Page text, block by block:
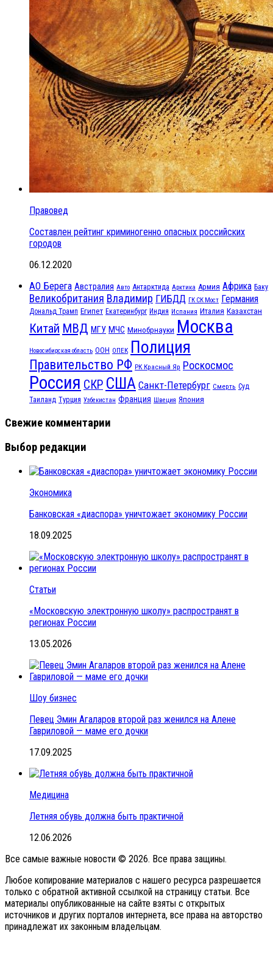
Правовед
Составлен рейтинг криминогенно опасных российских
городов
06.12.2020
АО Берега Австралия Авто Антарктида Арктика Армия Африка Баку
Великобритания Владимир ГИБДД ГК СК Мост Германия
Дональд Трамп Египет Екатеринбург Индия Испания Италия Казахстан
Китай МВД МГУ МЧС Минобрнауки Москва
Новосибирская область ООН ОПЕК Полиция
Правительство РФ РК Красный Яр Роскосмос
Россия СКР США Санкт-Петербург Смерть Суд
Таиланд Турция Узбекистан Франция Швеция Япония
Свежие комментарии
Выбор редакции
Экономика
Банковская «диаспора» уничтожает экономику России
18.09.2025
Статьи
«Московскую электронную школу» распространят в
регионах России
13.05.2026
Шоу бизнес
Певец Эмин Агаларов второй раз женился на Алене
Гавриловой — маме его дочки
17.09.2025
Медицина
Летняя обувь должна быть практичной
12.06.2026
Все самые важные новости © 2026. Все права защины.
Любое копирование материалов с нашего ресурса разрешается
только с обратной активной ссылкой на страницу статьи. Все
материалы опубликованные на сайте взяты с открытых
источников и других порталов интернета, все права на авторство
принадлежат их законным владельцам.